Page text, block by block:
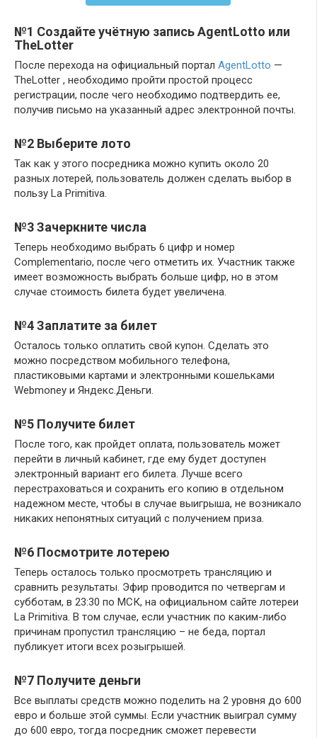
№1 Создайте учётную запись AgentLotto или
TheLotter
После перехода на официальный портал AgentLotto —
TheLotter , необходимо пройти простой процесс
регистрации, после чего необходимо подтвердить ее,
получив письмо на указанный адрес электронной почты.
№2 Выберите лото
Так как у этого посредника можно купить около 20
разных лотерей, пользователь должен сделать выбор в
пользу La Primitiva.
№3 Зачеркните числа
Теперь необходимо выбрать 6 цифр и номер
Complementario, после чего отметить их. Участник также
имеет возможность выбрать больше цифр, но в этом
случае стоимость билета будет увеличена.
№4 Заплатите за билет
Осталось только оплатить свой купон. Сделать это
можно посредством мобильного телефона,
пластиковыми картами и электронными кошельками
Webmoney и Яндекс.Деньги.
№5 Получите билет
После того, как пройдет оплата, пользователь может
перейти в личный кабинет, где ему будет доступен
электронный вариант его билета. Лучше всего
перестраховаться и сохранить его копию в отдельном
надежном месте, чтобы в случае выигрыша, не возникало
никаких непонятных ситуаций с получением приза.
№6 Посмотрите лотерею
Теперь осталось только просмотреть трансляцию и
сравнить результаты. Эфир проводится по четвергам и
субботам, в 23:30 по МСК, на официальном сайте лотереи
La Primitiva. В том случае, если участник по каким-либо
причинам пропустил трансляцию – не беда, портал
публикует итоги всех розыгрышей.
№7 Получите деньги
Все выплаты средств можно поделить на 2 уровня до 600
евро и больше этой суммы. Если участник выиграл сумму
до 600 евро, тогда посредник сможет перевести